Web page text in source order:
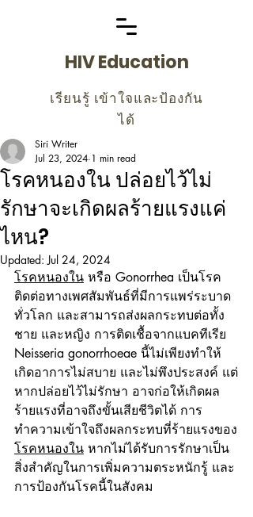
HIV Education
เรียนรู้ เข้าใจและป้องกัน
ได้
โรคหนองใน ปล่อยไว้ไม่
รักษาจะเกิดผลร้ายแรงแค่
ไหน?
Siri Writer
Jul 23, 2024 1 min read
Updated:Jul 24, 2024
โรคหนองใน หรือ Gonorrhea เป็นโรค
ติดต่อทางเพศสัมพันธ์ที่มีการแพร่ระบาด
ทั่วโลก และสามารถส่งผลกระทบต่อทั้ง
ชาย และหญิง การติดเชื้อจากแบคทีเรีย
Neisseria gonorrhoeae นี้ไม่เพียงทำให้
เกิดอาการไม่สบาย และไม่พึงประสงค์ แต่
หากปล่อยไว้ไม่รักษา อาจก่อให้เกิดผล
ร้ายแรงที่อาจถึงขั้นเสียชีวิตได้ การ
ทำความเข้าใจถึงผลกระทบที่ร้ายแรงของ
โรคหนองใน หากไม่ได้รับการรักษาเป็น
สิ่งสำคัญในการเพิ่มความตระหนักรู้ และ
การป้องกันโรคนี้ในสังคม